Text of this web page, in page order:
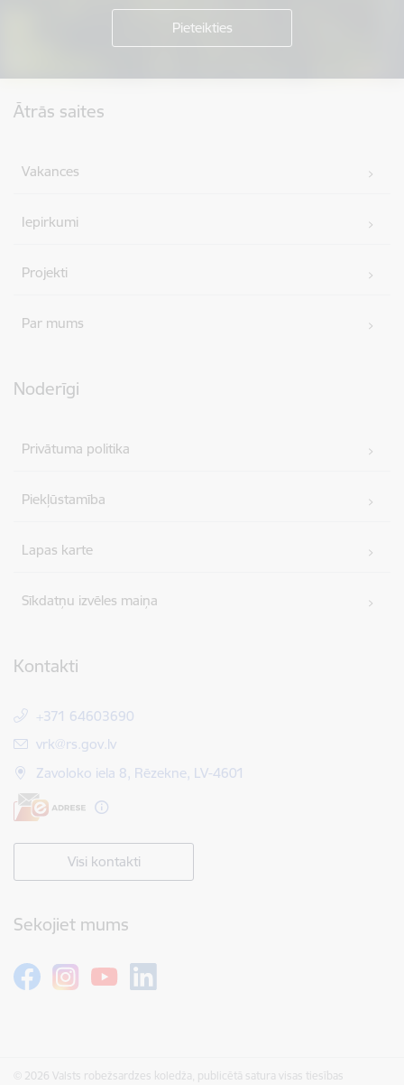
Ātrās saites
Vakances
Iepirkumi
Projekti
Par mums
Noderīgi
Privātuma politika
Piekļūstamība
Lapas karte
Sīkdatņu izvēles maiņa
Kontakti
+371 64603690
E-pasts:
vrk@rs.gov.lv
Zavoloko iela 8, Rēzekne, LV-4601
Visi kontakti
Sekojiet mums
© 2026 Valsts robežsardzes koledža, publicētā satura visas tiesības